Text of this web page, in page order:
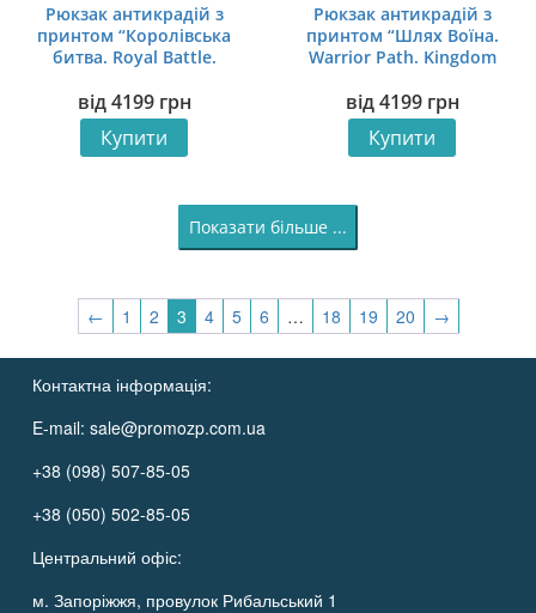
Рюкзак антикрадій з
принтом “Королівська
битва. Royal Battle.
Deliverance II”
від4199 грн
Купити
Рюкзак антикрадій з
принтом “Шлях Воїна.
Warrior Path. Kingdom
від4199 грн
Купити
Показати більше ...
← 1 2 3 4 5 6 … 18 19 20 →
Контактна інформація:
E-mail: sale@promozp.com.ua
+38 (098) 507-85-05
+38 (050) 502-85-05
Центральний офіс:
м. Запоріжжя, провулок Рибальський 1